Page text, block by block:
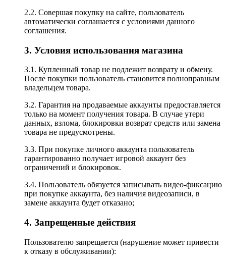
2.2. Совершая покупку на сайте, пользователь
автоматически соглашается с условиями данного
соглашения.
3. Условия использования магазина
3.1. Купленный товар не подлежит возврату и обмену.
После покупки пользователь становится полноправным
владельцем товара.
3.2. Гарантия на продаваемые аккаунты предоставляется
только на момент получения товара. В случае утери
данных, взлома, блокировки возврат средств или замена
товара не предусмотрены.
3.3. При покупке личного аккаунта пользователь
гарантированно получает игровой аккаунт без
ограничений и блокировок.
3.4. Пользователь обязуется записывать видео-фиксацию
при покупке аккаунта, без наличия видеозаписи, в
замене аккаунта будет отказано;
4. Запрещенные действия
Пользователю запрещается (нарушение может привести
к отказу в обслуживании):